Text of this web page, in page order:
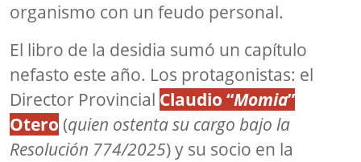
organismo con un feudo personal.
El libro de la desidia sumó un capítulo
nefasto este año. Los protagonistas: el
Director Provincial Claudio “Momia”
Otero (quien ostenta su cargo bajo la
Resolución 774/2025) y su socio en la